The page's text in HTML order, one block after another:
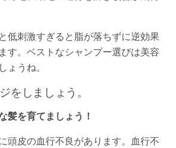
低刺激すぎると脂が落ちずに逆効果
す。ベストなシャンプー選びは美容
ょうね。
をしましょう。
髪を育てましょう！
頭皮の血行不良があります。血行不